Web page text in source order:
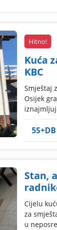
Hitno!
Kuća
KBC
Smještaj
Osijek
5S+DB
Stan,
Cijelu
za
u